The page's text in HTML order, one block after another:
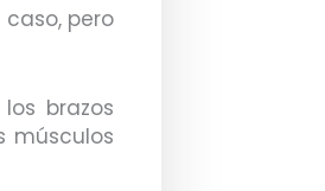
caso, pero
brazos
músculos